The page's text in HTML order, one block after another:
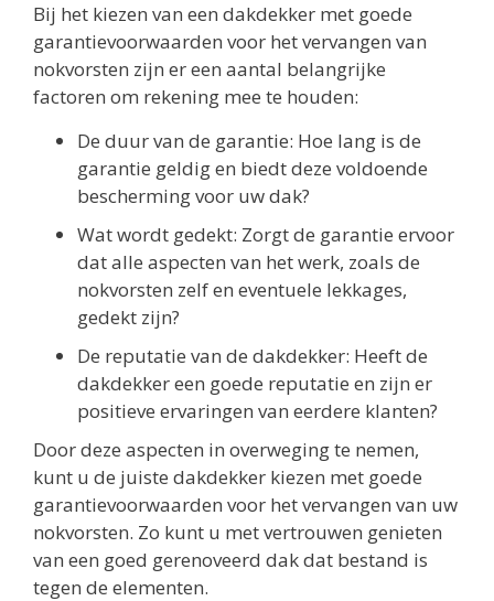
Bij het kiezen van een dakdekker met goede
garantievoorwaarden voor het vervangen van
nokvorsten zijn er een aantal belangrijke
factoren om rekening mee te houden:
De duur van de garantie: Hoe lang is de
garantie geldig en biedt deze voldoende
bescherming voor uw dak?
Wat wordt gedekt: Zorgt de garantie ervoor
dat alle aspecten van het werk, zoals de
nokvorsten zelf en eventuele lekkages,
gedekt zijn?
De reputatie van de dakdekker: Heeft de
dakdekker een goede reputatie en zijn er
positieve ervaringen van eerdere klanten?
Door deze aspecten in overweging te nemen,
kunt u de juiste dakdekker kiezen met goede
garantievoorwaarden voor het vervangen van uw
nokvorsten. Zo kunt u met vertrouwen genieten
van een goed gerenoveerd dak dat bestand is
tegen de elementen.